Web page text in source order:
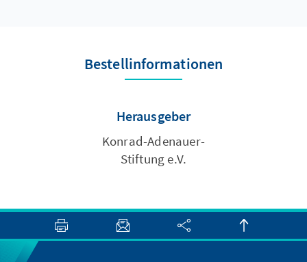
Bestellinformationen
Herausgeber
Konrad-Adenauer-
Stiftung e.V.